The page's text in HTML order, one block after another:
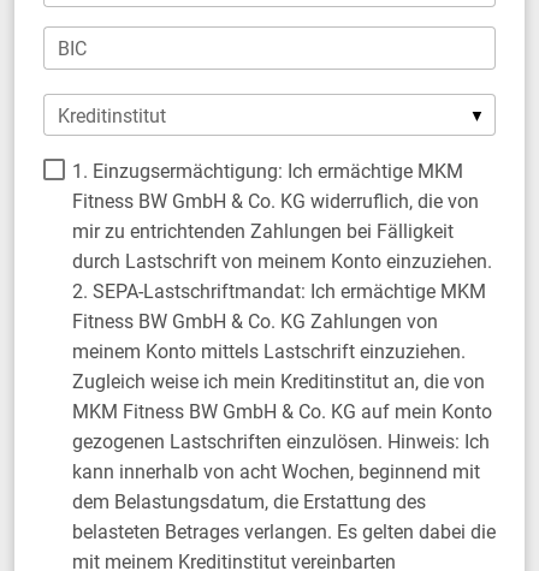
BIC
Kreditinstitut
1. Einzugsermächtigung: Ich ermächtige MKM
Fitness BW GmbH & Co. KG widerruflich, die von
mir zu entrichtenden Zahlungen bei Fälligkeit
durch Lastschrift von meinem Konto einzuziehen.
2. SEPA-Lastschriftmandat: Ich ermächtige MKM
Fitness BW GmbH & Co. KG Zahlungen von
meinem Konto mittels Lastschrift einzuziehen.
Zugleich weise ich mein Kreditinstitut an, die von
MKM Fitness BW GmbH & Co. KG auf mein Konto
gezogenen Lastschriften einzulösen. Hinweis: Ich
kann innerhalb von acht Wochen, beginnend mit
dem Belastungsdatum, die Erstattung des
belasteten Betrages verlangen. Es gelten dabei die
mit meinem Kreditinstitut vereinbarten